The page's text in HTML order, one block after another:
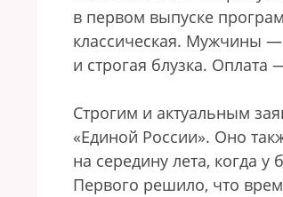
в первом выпуске
классическая. Мужчины
и строгая блузка.
Строгим и актуальным
«Единой России». Оно
на середину лета, когда
Первого решило, что